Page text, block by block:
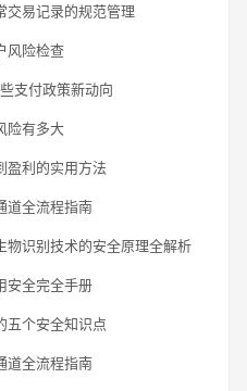
交易记录的规范管理
风险检查
支付政策新动向
险有多大
盈利的实用方法
道全流程指南
物识别技术的安全原理全解析
安全完全手册
五个安全知识点
道全流程指南